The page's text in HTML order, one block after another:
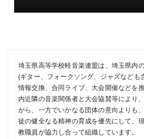
埼玉県高等学校軽音楽連盟は、埼玉県内
(ギター、フォークソング、ジャズなども
情報交換、合同ライブ、大会開催などを
内近隣の音楽関係者と大会協賛等により
がら、一方でいかなる団体の意向よりも
徒の健全なる精神の育成を優先にして、
教職員が協力し合って組織しています。